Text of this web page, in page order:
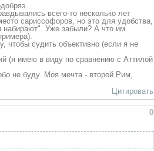
всего-то несколько лет
сариссофоров, но это для удобства,
набирают". Уже забыли? А что им
судить объективно (если я не
(я имею в виду по сравнению с Аттилой
не буду. Моя мечта - второй Рим,
Цитировать
0